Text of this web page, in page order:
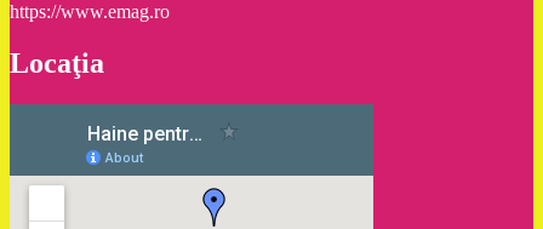
https://www.emag.ro
Locaţia